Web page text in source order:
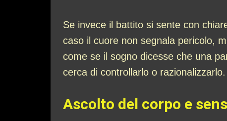
Se invece il battito si sente con
caso il cuore non segnala pericolo,
come se il sogno dicesse che una
cerca di controllarlo o razionalizzarlo.
Ascolto del corpo e